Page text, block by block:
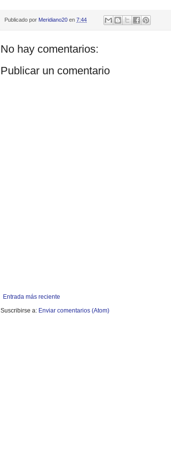
Publicado por Meridiano20 en 7:44
No hay comentarios:
Publicar un comentario
Entrada más reciente
Suscribirse a: Enviar comentarios (Atom)